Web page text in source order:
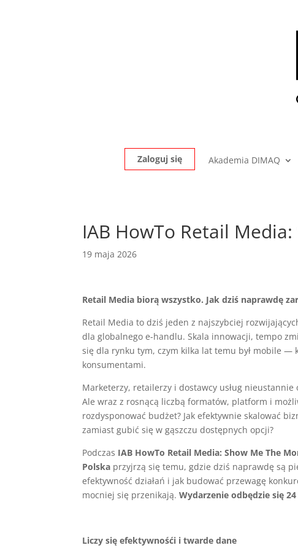
Zaloguj się Akademia DIMAQ
IAB HowTo Retail
19 maja 2026
Retail Media biorą wszystko. Jak dziś naprawdę
Retail Media to dziś jeden z najszybciej
dla globalnego e-handlu. Skala innowacji, tempo
się dla rynku tym, czym kilka lat temu był mobile —
konsumentami.
Marketerzy, retailerzy i dostawcy usług
Ale wraz z rosnącą liczbą formatów, platform i
rozdysponować budżet? Jak efektywnie skalować
zamiast gubić się w gąszczu dostępnych opcji?
Podczas IAB HowTo Retail Media: Show Me The
Polska przyjrzą się temu, gdzie dziś naprawdę są
efektywność działań i jak budować przewagę
mocniej się przenikają.Wydarzenie odbędzie się
Liczy się efektywnośći i twarde dane